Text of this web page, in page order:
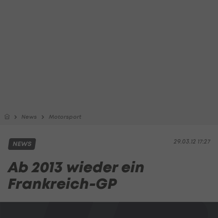
News Motorsport
29.03.12 17:27
NEWS
Ab 2013 wieder ein
Frankreich-GP